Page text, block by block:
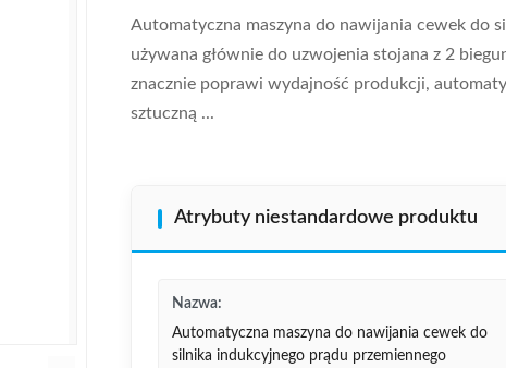
Automatyczna maszyna do nawijania cewek do
używana głównie do uzwojenia stojana z 2
znacznie poprawi wydajność produkcji,
sztuczną ...
Atrybuty niestandardowe produktu
Nazwa:
Automatyczna maszyna do nawijania cewek do
silnika indukcyjnego prądu przemiennego